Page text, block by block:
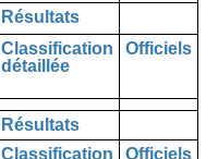
Résultats
Classification
détaillée
Officiels
Résultats
Classification
Officiels